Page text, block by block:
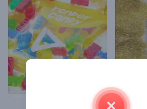
افتتاحية حلوى العلكة